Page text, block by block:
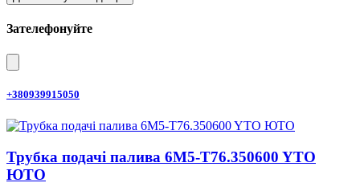
Зателефонуйте
+380939915050
Трубка подачі палива 6M5-T76.350600 YTO
ЮТО